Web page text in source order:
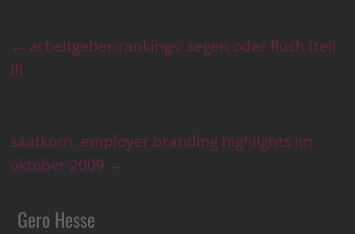
← arbeitgeber-rankings: segen oder fluch (teil
II)
saatkorn. employer branding highlights im
oktober 2009 →
Gero Hesse